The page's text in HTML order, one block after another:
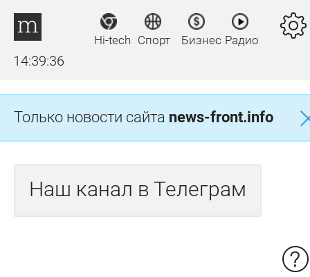
14:39:37
Hi-tech Спорт Бизнес Радио
Только новости сайта news-front.info
Наш канал в Телеграм